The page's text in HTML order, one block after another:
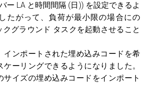
ー LA と時間間隔 (日)) を設定できるよ
たがって、負荷が最小限の場合にの
グラウンド タスクを起動させること
インポートされた埋め込みコードを希
ーリングできるようになりました。
サイズの埋め込みコードをインポート